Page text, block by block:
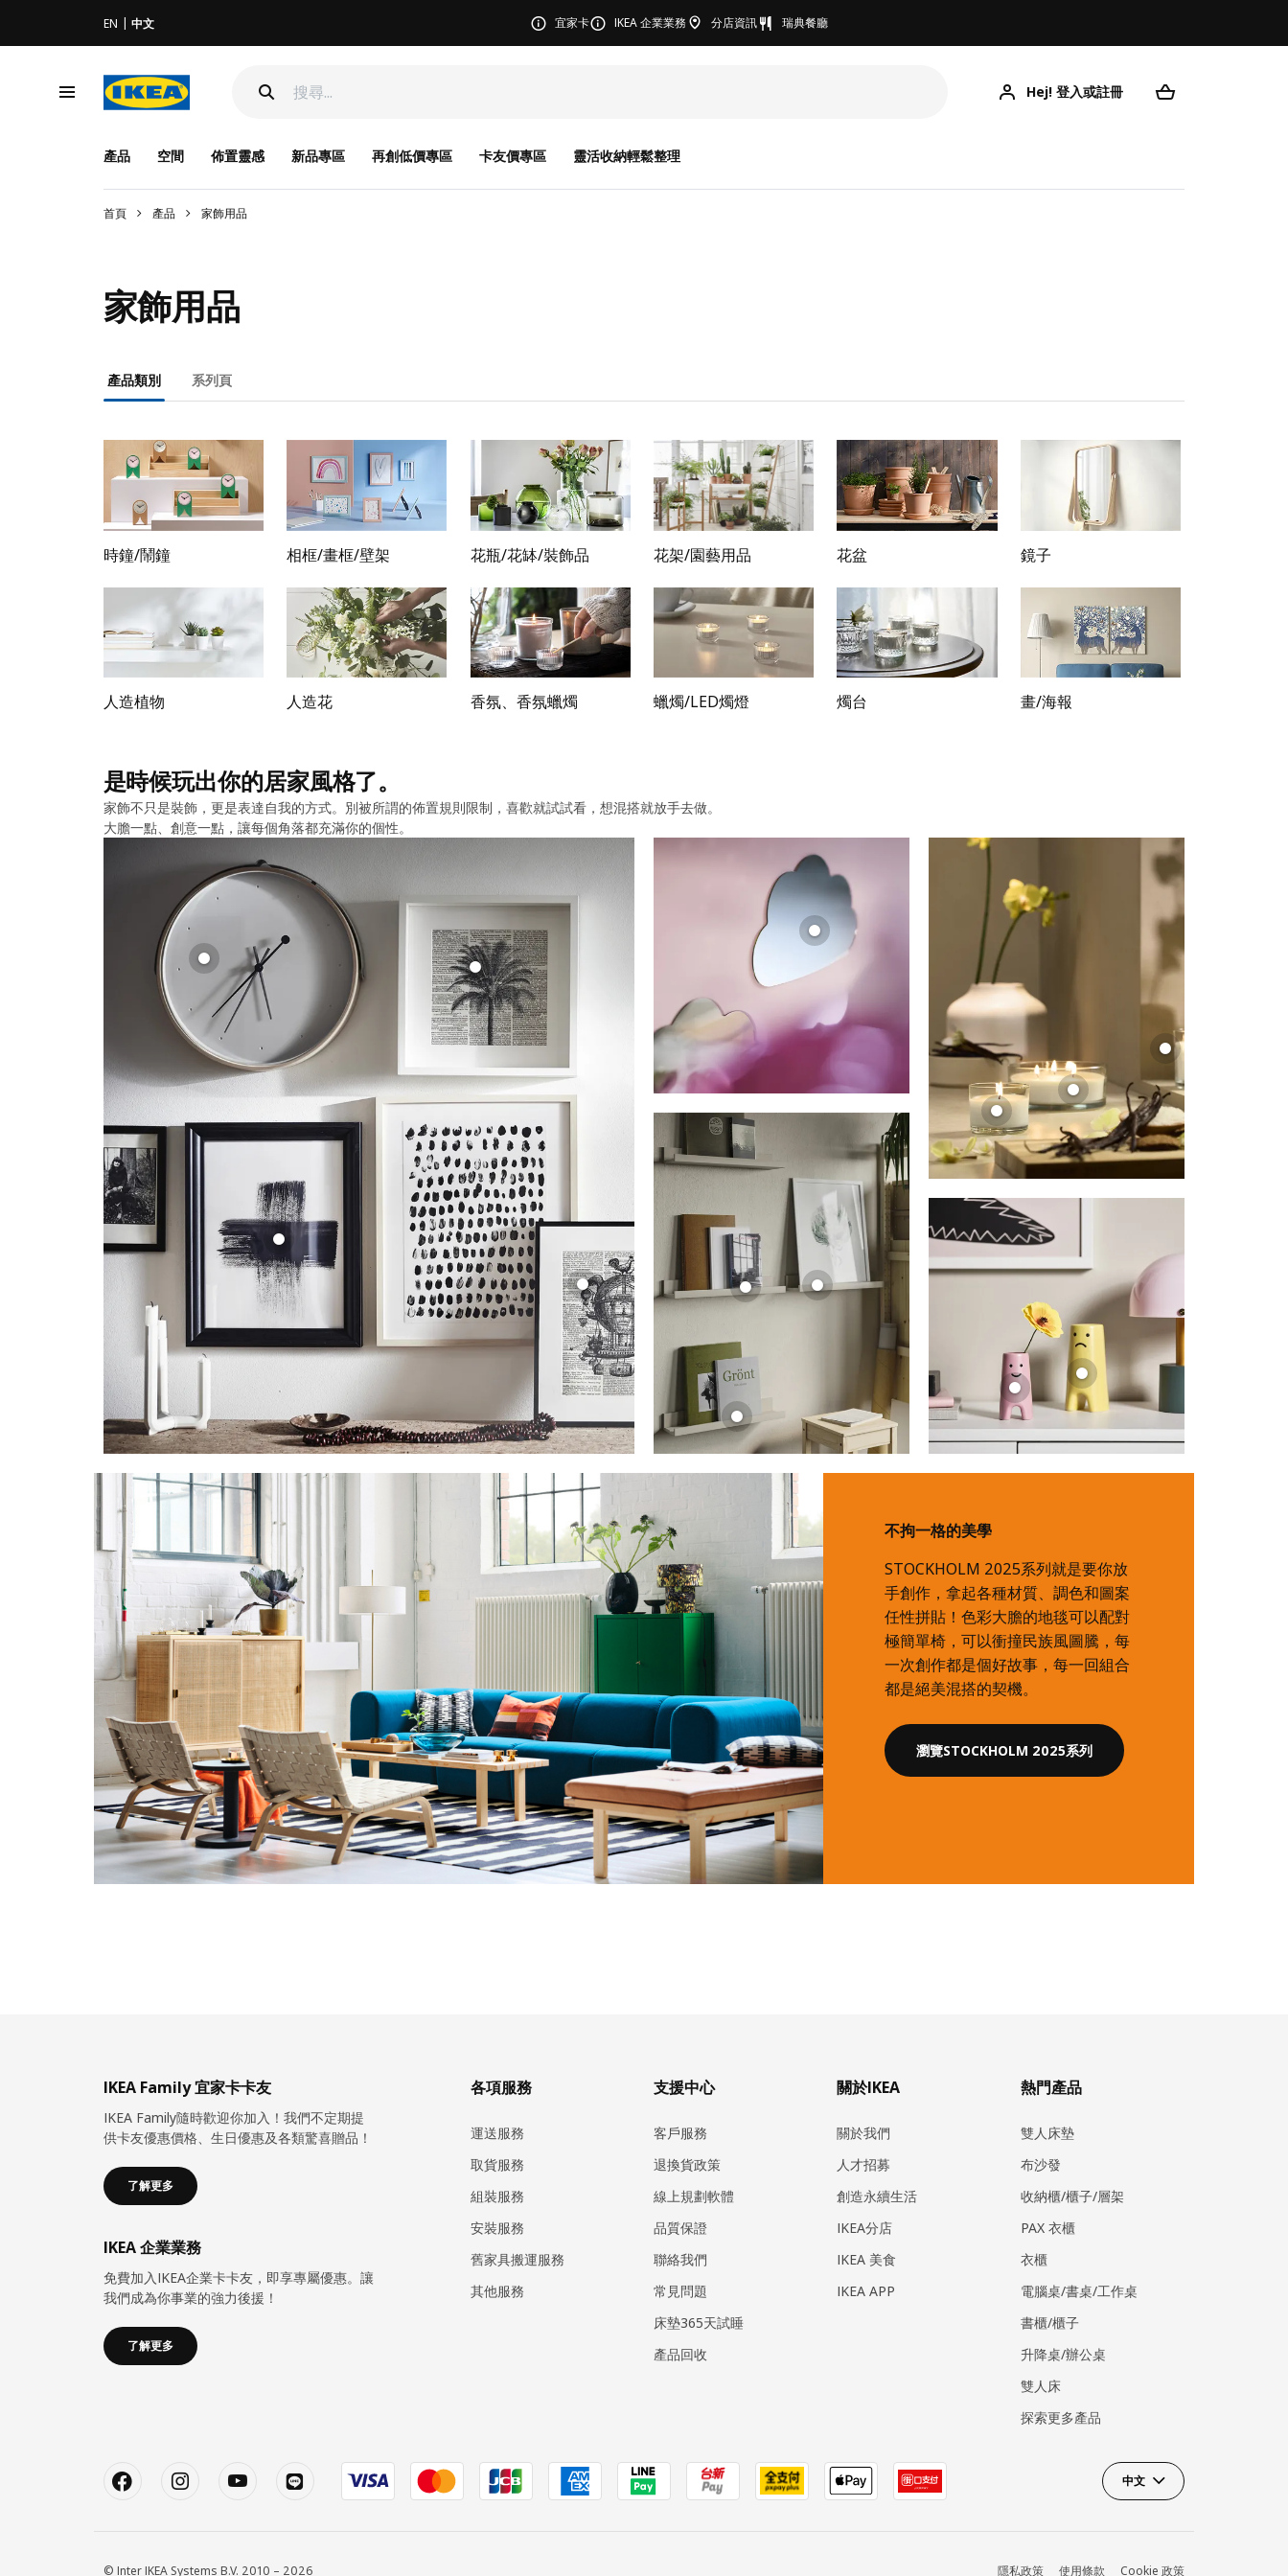
EN 中文 宜家卡 IKEA 企業業務 分店資訊 瑞典餐廳
Hej! 登入或註冊
產品 空間 佈置靈感 新品專區 再創低價專區 卡友價專區 靈活收納輕鬆整理
首頁 產品 家飾用品
家飾用品
產品類別 系列頁
時鐘/鬧鐘 相框/畫框/壁架 花瓶/花缽/裝飾品 花架/園藝用品 花盆 鏡子
人造植物 人造花 香氛、香氛蠟燭 蠟燭/LED燭燈 燭台 畫/海報
是時候玩出你的居家風格了。
家飾不只是裝飾，更是表達自我的方式。別被所謂的佈置規則限制，喜歡就試試看，想混搭就放手去做。
大膽一點、創意一點，讓每個角落都充滿你的個性。
不拘一格的美學
STOCKHOLM 2025系列就是要你放
手創作，拿起各種材質、調色和圖案
任性拼貼！色彩大膽的地毯可以配對
極簡單椅，可以衝撞民族風圖騰，每
一次創作都是個好故事，每一回組合
都是絕美混搭的契機。
瀏覽STOCKHOLM 2025系列
IKEA Family 宜家卡卡友
IKEA Family隨時歡迎你加入！我們不定期提
供卡友優惠價格、生日優惠及各類驚喜贈品！
了解更多
IKEA 企業業務
免費加入IKEA企業卡卡友，即享專屬優惠。讓
我們成為你事業的強力後援！
了解更多
各項服務
運送服務
取貨服務
組裝服務
安裝服務
​舊家具搬運服務
其他服務
支援中心
客戶服務
退換貨政策
線上規劃軟體
品質保證
聯絡我們
常見問題
床墊365天試睡
產品回收
關於IKEA
關於我們
人才招募
創造永續生活
IKEA分店
IKEA 美食
IKEA APP
熱門產品
雙人床墊
布沙發
收納櫃/櫃子/層架
PAX 衣櫃
衣櫃
電腦桌/書桌/工作桌
書櫃/櫃子
升降桌/辦公桌
雙人床
探索更多產品
中文
© Inter IKEA Systems B.V. 2010 – 2026 隱私政策 使用條款 Cookie 政策